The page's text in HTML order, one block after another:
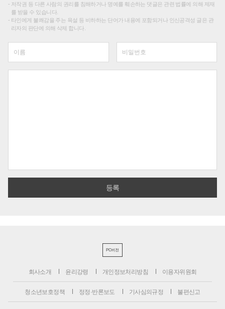
저작권 등 다른 사람의 권리를 침해하거나 명예를 훼손하는 댓글은 관련 법률에 의해 제재
를 받을 수 있습니다.
타인에게 불쾌감을 주는 욕설 등 비하하는 단어가 내용에 포함되거나 인신공격성 글은 관
리자의 판단에 의해 삭제 합니다.
PC버전
회사소개 윤리강령 개인정보처리방침 이용자위원회
청소년보호정책 정정·반론보도 기사심의규정 불편신고